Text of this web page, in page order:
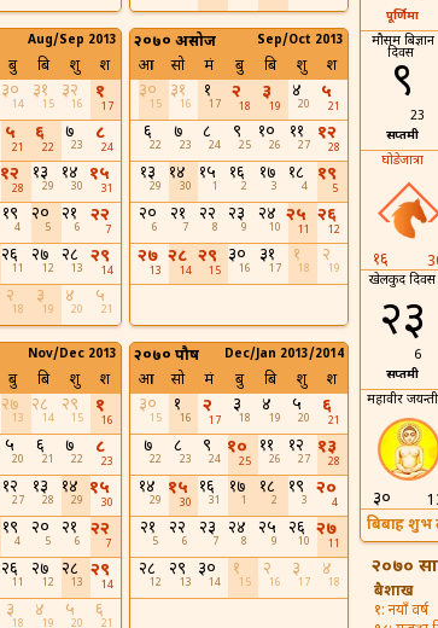
Aug/Sep 2013
बु बि शु श
३०
14
३१
15
३२
16
१
17
५
21
६
22
७
23
८
24
१२
28
१३
29
१४
30
१५
31
१९
4
२०
5
२१
6
२२
7
२६
11
२७
12
२८
13
२९
14
२
18
३
19
४
20
५
21
२०७० असोज Sep/Oct 2013
आ सो मं बु बि शु श
३०
15
३१
16
१
17
२
18
३
19
४
20
५
21
६
22
७
23
८
24
९
25
१०
26
११
27
१२
28
१३
29
१४
30
१५
1
१६
2
१७
3
१८
4
१९
5
२०
6
२१
7
२२
8
२३
9
२४
10
२५
11
२६
12
२७
13
२८
14
२९
15
३०
16
३१
17
१
18
२
19
Nov/Dec 2013
बु बि शु श
२७
13
२८
14
२९
15
१
16
५
20
६
21
७
22
८
23
१२
27
१३
28
१४
29
१५
30
१९
4
२०
5
२१
6
२२
7
२६
11
२७
12
२८
13
२९
14
३
18
४
19
५
20
६
21
२०७० पौष Dec/Jan 2013/2014
आ सो मं बु बि शु श
३०
15
१
16
२
17
३
18
४
19
५
20
६
21
७
22
८
23
९
24
१०
25
११
26
१२
27
१३
28
१४
29
१५
30
१६
31
१७
1
१८
2
१९
3
२०
4
२१
5
२२
6
२३
7
२४
8
२५
9
२६
10
२७
11
२८
12
२९
13
३०
14
१
15
२
16
३
17
४
18
पूर्णिमा
मौसम बिज्ञान
दिवस
९
23
सप्तमी
घोडेजात्रा
१६
खेलकुद दिवस
२३
6
सप्तमी
महावीर जयन्ती
३०
बिबाह शुभ
२०७०
बैशाख
१: नयाँ वर्ष